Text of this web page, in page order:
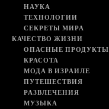
НАУКА
ТЕХНОЛОГИИ
СЕКРЕТЫ МИРА
КАЧЕСТВО ЖИЗНИ
ОПАСНЫЕ ПРОДУКТЫ
КРАСОТА
МОДА В ИЗРАИЛЕ
ПУТЕШЕСТВИЯ
РАЗВЛЕЧЕНИЯ
МУЗЫКА